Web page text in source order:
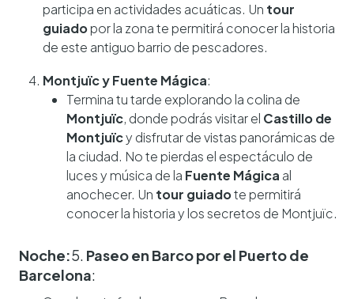
participa en actividades acuáticas. Un tour
guiadopor la zona te permitirá conocer la historia
de este antiguo barrio de pescadores.
Montjuïc y Fuente Mágica:
Termina tu tarde explorando la colina de
Montjuïc, donde podrás visitar el Castillo de
Montjuïcy disfrutar de vistas panorámicas de
la ciudad. No te pierdas el espectáculo de
luces y música de la Fuente Mágica al
anochecer. Un tour guiadote permitirá
conocer la historia y los secretos de Montjuïc.
Noche:5. Paseo en Barco por el Puerto de
Barcelona: